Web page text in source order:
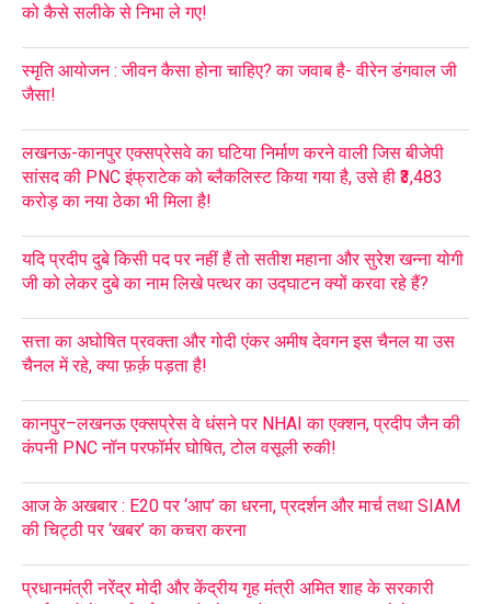
को कैसे सलीके से निभा ले गए!
स्मृति आयोजन : जीवन कैसा होना चाहिए? का जवाब है- वीरेन डंगवाल जी
जैसा!
लखनऊ-कानपुर एक्सप्रेसवे का घटिया निर्माण करने वाली जिस बीजेपी
सांसद की PNC इंफ्राटेक को ब्लैकलिस्ट किया गया है, उसे ही ₹3,483
करोड़ का नया ठेका भी मिला है!
यदि प्रदीप दुबे किसी पद पर नहीं हैं तो सतीश महाना और सुरेश खन्ना योगी
जी को लेकर दुबे का नाम लिखे पत्थर का उद्घाटन क्यों करवा रहे हैं?
सत्ता का अघोषित प्रवक्ता और गोदी एंकर अमीष देवगन इस चैनल या उस
चैनल में रहे, क्या फ़र्क़ पड़ता है!
कानपुर–लखनऊ एक्सप्रेस वे धंसने पर NHAI का एक्शन, प्रदीप जैन की
कंपनी PNC नॉन परफॉर्मर घोषित, टोल वसूली रुकी!
आज के अखबार : E20 पर ‘आप’ का धरना, प्रदर्शन और मार्च तथा SIAM
की चिट्ठी पर ‘खबर’ का कचरा करना
प्रधानमंत्री नरेंद्र मोदी और केंद्रीय गृह मंत्री अमित शाह के सरकारी